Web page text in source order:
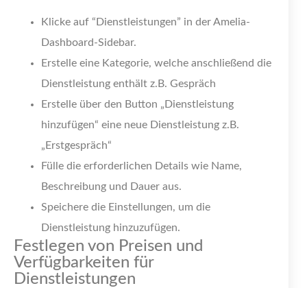
Klicke auf “Dienstleistungen” in der Amelia-
Dashboard-Sidebar.
Erstelle eine Kategorie, welche anschließend die
Dienstleistung enthält z.B. Gespräch
Erstelle über den Button „Dienstleistung
hinzufügen“ eine neue Dienstleistung z.B.
„Erstgespräch“
Fülle die erforderlichen Details wie Name,
Beschreibung und Dauer aus.
Speichere die Einstellungen, um die
Dienstleistung hinzuzufügen.
Festlegen von Preisen und
Verfügbarkeiten für
Dienstleistungen